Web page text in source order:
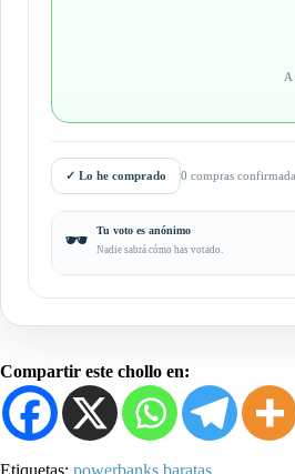
A
✓ Lo he comprado 0 compras
🕶️ Tu voto es anónimo
Nadie sabrá cómo has votado.
Compartir este chollo en:
Etiquetas: powerbanks baratas